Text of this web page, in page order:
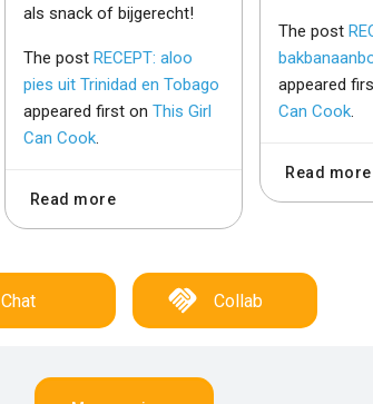
als snack of bijgerecht!
The post RECEPT: aloo
pies uit Trinidad en Tobago
appeared first on This Girl
Can Cook.
Read more
The post
appeared
Can Cook
Read more
Chat Collab